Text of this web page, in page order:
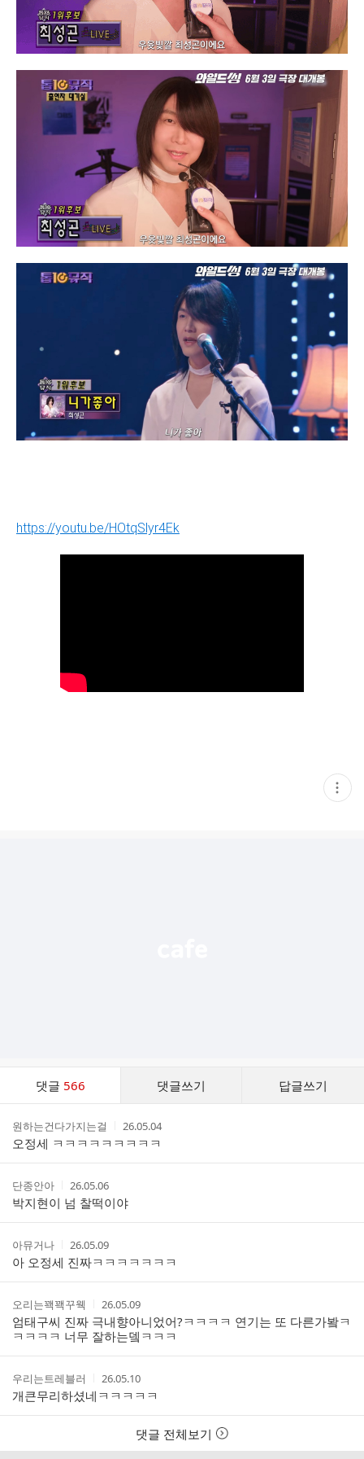
https://youtu.be/HOtqSlyr4Ek
현
재
댓글 566 댓글쓰기 답글쓰기
스
작
성
자
원하는건다가지는걸
작
성
시
간
26.05.04
오정세 ㅋㅋㅋㅋㅋㅋㅋㅋㅋ
작
성
자
단종안아
작
성
시
간
26.05.06
박지현이 넘 찰떡이야
작
성
자
아뮤거나
작
성
시
간
26.05.09
아 오정세 진짜ㅋㅋㅋㅋㅋㅋㅋ
작
성
자
오리는꽥꽥꾸웩
작
성
시
간
26.05.09
엄태구씨 진짜 극내향아니었어?ㅋㅋㅋㅋ 연기는 또 다른가봨ㅋ
ㅋㅋㅋㅋ 너무 잘하는뎈ㅋㅋㅋ
작
성
자
우리는트레블러
작
성
시
간
26.05.10
개큰무리하셨네ㅋㅋㅋㅋㅋ
댓글 전체보기